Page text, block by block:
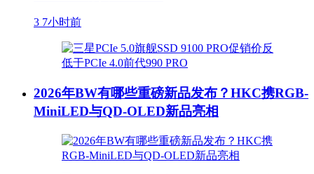
3 7小时前
2026年BW有哪些重磅新品发布？HKC携RGB-
MiniLED与QD-OLED新品亮相